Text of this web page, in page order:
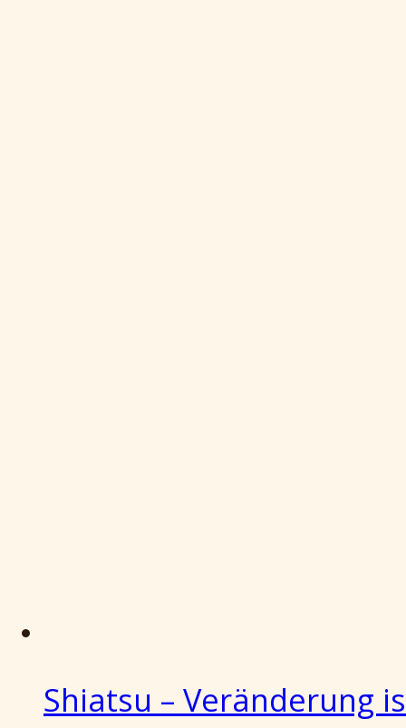
Shiatsu – Veränderung